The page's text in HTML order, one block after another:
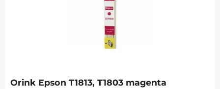
Orink Epson T1813, T1803 magenta